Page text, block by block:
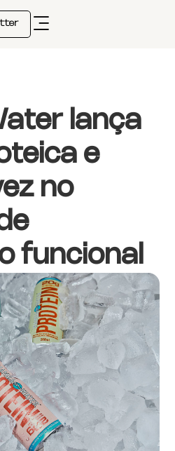
lança
e
no
funcional